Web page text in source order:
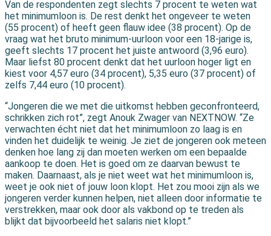
Van de respondenten zegt slechts 7 procent te weten wat
het minimumloon is. De rest denkt het ongeveer te weten
(55 procent) of heeft geen flauw idee (38 procent). Op de
vraag wat het bruto minimum-uurloon voor een 18-jarige is,
geeft slechts 17 procent het juiste antwoord (3,96 euro).
Maar liefst 80 procent denkt dat het uurloon hoger ligt en
kiest voor 4,57 euro (34 procent), 5,35 euro (37 procent) of
zelfs 7,44 euro (10 procent).
“Jongeren die we met die uitkomst hebben geconfronteerd,
schrikken zich rot”, zegt Anouk Zwager van NEXTNOW. “Ze
verwachten écht niet dat het minimumloon zo laag is en
vinden het duidelijk te weinig. Je ziet de jongeren ook meteen
denken hoe lang zij dan moeten werken om een bepaalde
aankoop te doen. Het is goed om ze daarvan bewust te
maken. Daarnaast, als je niet weet wat het minimumloon is,
weet je ook niet of jouw loon klopt. Het zou mooi zijn als we
jongeren verder kunnen helpen, niet alleen door informatie te
verstrekken, maar ook door als vakbond op te treden als
blijkt dat bijvoorbeeld het salaris niet klopt.”